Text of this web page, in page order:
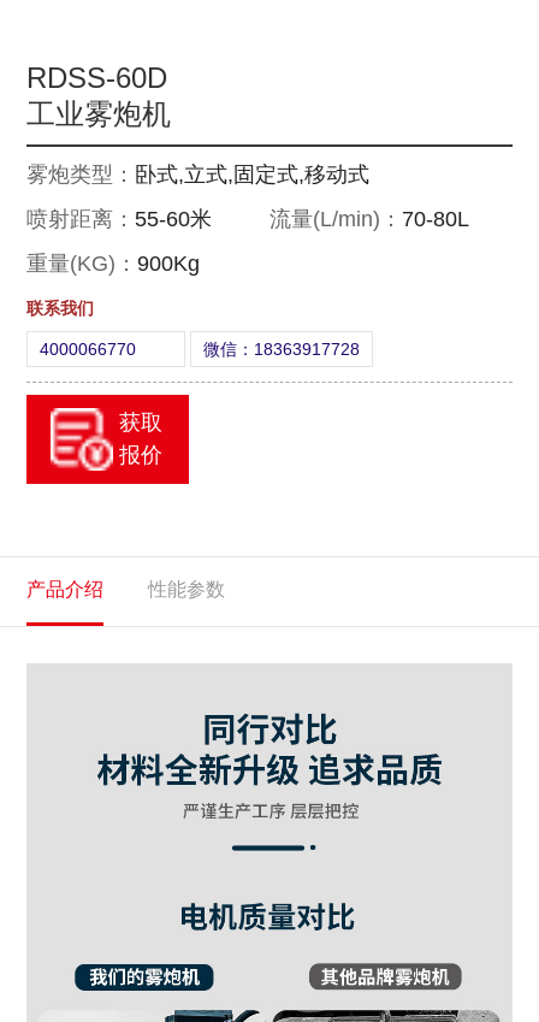
RDSS-60D
工业雾炮机
雾炮类型： 卧式,立式,固定式,移动式
喷射距离：55-60米 流量(L/min)： 70-80L
重量(KG)：900Kg
联系我们
4000066770 微信：18363917728
获取
报价
产品介绍 性能参数